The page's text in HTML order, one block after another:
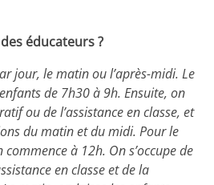
éducateurs ?
jour, le matin ou l’après-midi. Le
de 7h30 à 9h. Ensuite, on
ou de l’assistance en classe, et
du matin et du midi. Pour le
à 12h. On s’occupe de
en classe et de la